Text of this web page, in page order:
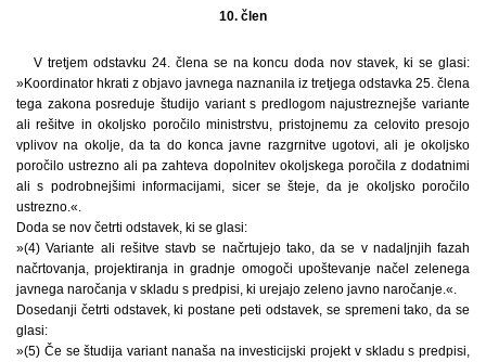
10. člen
V tretjem odstavku 24. člena se na koncu doda nov stavek, ki se glasi:
»Koordinator hkrati z objavo javnega naznanila iz tretjega odstavka 25. člena
tega zakona posreduje študijo variant s predlogom najustreznejše variante
ali rešitve in okoljsko poročilo ministrstvu, pristojnemu za celovito presojo
vplivov na okolje, da ta do konca javne razgrnitve ugotovi, ali je okoljsko
poročilo ustrezno ali pa zahteva dopolnitev okoljskega poročila z dodatnimi
ali s podrobnejšimi informacijami, sicer se šteje, da je okoljsko poročilo
ustrezno.«.
Doda se nov četrti odstavek, ki se glasi:
»(4) Variante ali rešitve stavb se načrtujejo tako, da se v nadaljnjih fazah
načrtovanja, projektiranja in gradnje omogoči upoštevanje načel zelenega
javnega naročanja v skladu s predpisi, ki urejajo zeleno javno naročanje.«.
Dosedanji četrti odstavek, ki postane peti odstavek, se spremeni tako, da se
glasi:
»(5) Če se študija variant nanaša na investicijski projekt v skladu s predpisi,